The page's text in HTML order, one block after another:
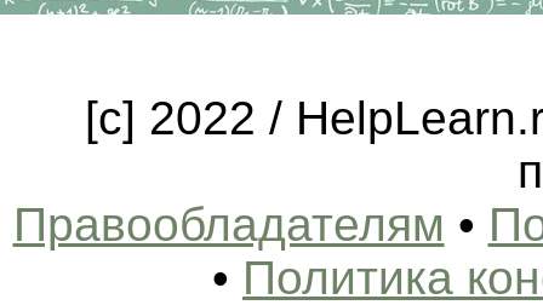
[c] 2022 /
Правообладателям •
• Политика